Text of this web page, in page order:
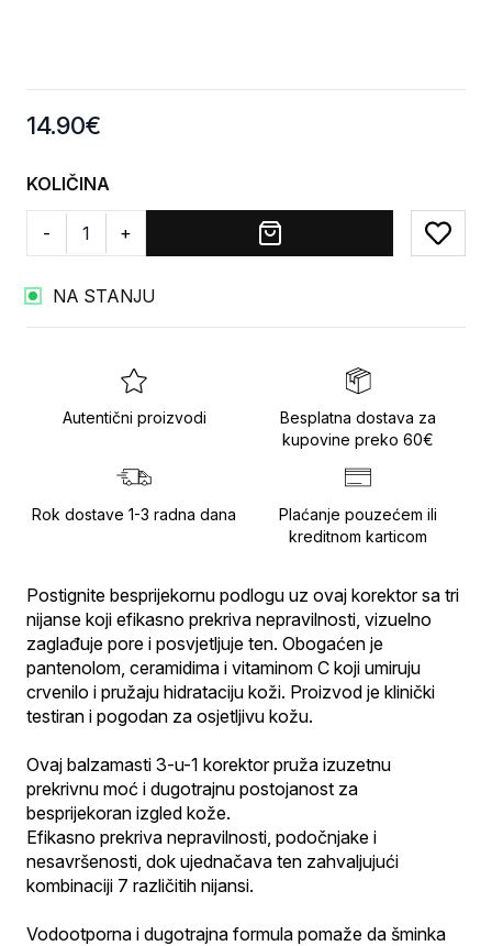
Product information
14.90€
KOLIČINA
- +
Add
NA STANJU
Autentični proizvodi
Besplatna dostava za
kupovine preko 60€
Rok dostave 1-3 radna dana
Plaćanje pouzećem ili
kreditnom karticom
Postignite besprijekornu podlogu uz ovaj korektor sa tri
nijanse koji efikasno prekriva nepravilnosti, vizuelno
zaglađuje pore i posvjetljuje ten. Obogaćen je
pantenolom, ceramidima i vitaminom C koji umiruju
crvenilo i pružaju hidrataciju koži. Proizvod je klinički
testiran i pogodan za osjetljivu kožu.
Ovaj balzamasti 3-u-1 korektor pruža izuzetnu
prekrivnu moć i dugotrajnu postojanost za
besprijekoran izgled kože.
Efikasno prekriva nepravilnosti, podočnjake i
nesavršenosti, dok ujednačava ten zahvaljujući
kombinaciji 7 različitih nijansi.
Vodootporna i dugotrajna formula pomaže da šminka